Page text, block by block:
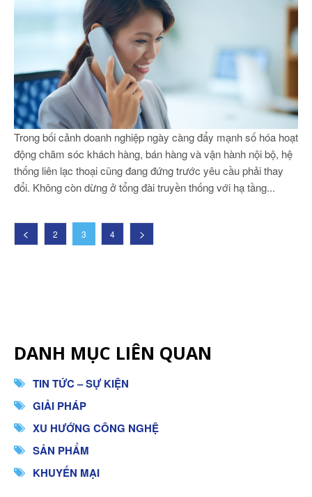
Trong bối cảnh doanh nghiệp ngày càng đẩy mạnh số hóa hoạt
động chăm sóc khách hàng, bán hàng và vận hành nội bộ, hệ
thống liên lạc thoại cũng đang đứng trước yêu cầu phải thay
đổi. Không còn dừng ở tổng đài truyền thống với hạ tầng...
2 3 4
DANH MỤC LIÊN QUAN
TIN TỨC – SỰ KIỆN
GIẢI PHÁP
XU HƯỚNG CÔNG NGHỆ
SẢN PHẨM
KHUYẾN MẠI